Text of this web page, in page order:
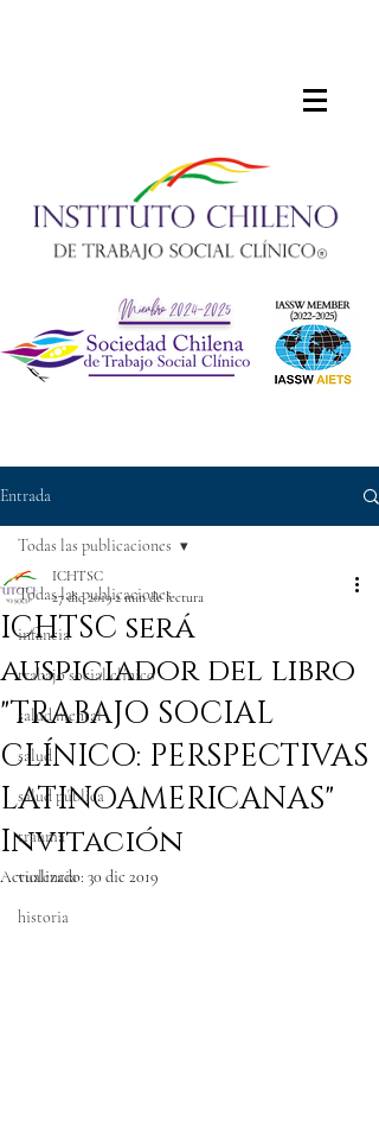
Entrada
Todas las publicaciones
infancia
trabajo social clínico
salud mental
salud
salud pública
trauma
violencia
historia
Todas las publicaciones
ICHTSC será
auspiciador del libro
"TRABAJO SOCIAL
CLÍNICO: PERSPECTIVAS
LATINOAMERICANAS"
Invitación
ICHTSC
27 dic 2019 2 min de lectura
Actualizado: 30 dic 2019